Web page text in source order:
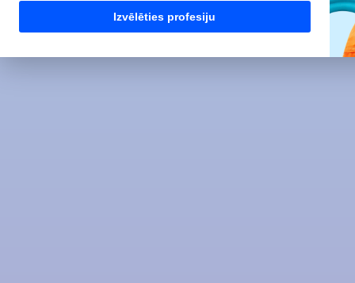
Izvēlēties profesiju